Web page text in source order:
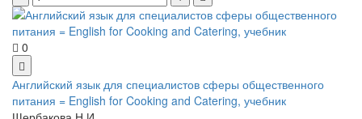
0
Английский язык для специалистов сферы общественного
питания = English for Cooking and Catering, учебник